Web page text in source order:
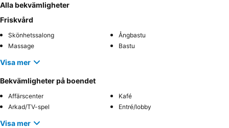
Alla bekvämligheter
Friskvård
Skönhetssalong
Ångbastu
Massage
Bastu
Visa mer
Bekvämligheter på boendet
Affärscenter
Kafé
Arkad/TV-spel
Entré/lobby
Visa mer